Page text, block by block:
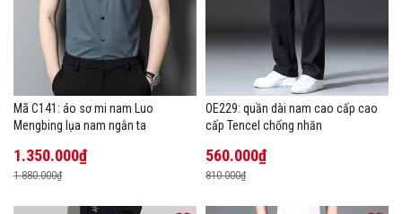
Mã C141: áo sơ mi nam Luo
Mengbing lụa nam ngắn ta
1.350.000₫
1.880.000₫
OE229: quần dài nam cao cấp cao
cấp Tencel chống nhăn
560.000₫
810.000₫